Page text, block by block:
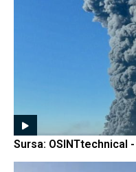
Sursa: OSINTtechnical -